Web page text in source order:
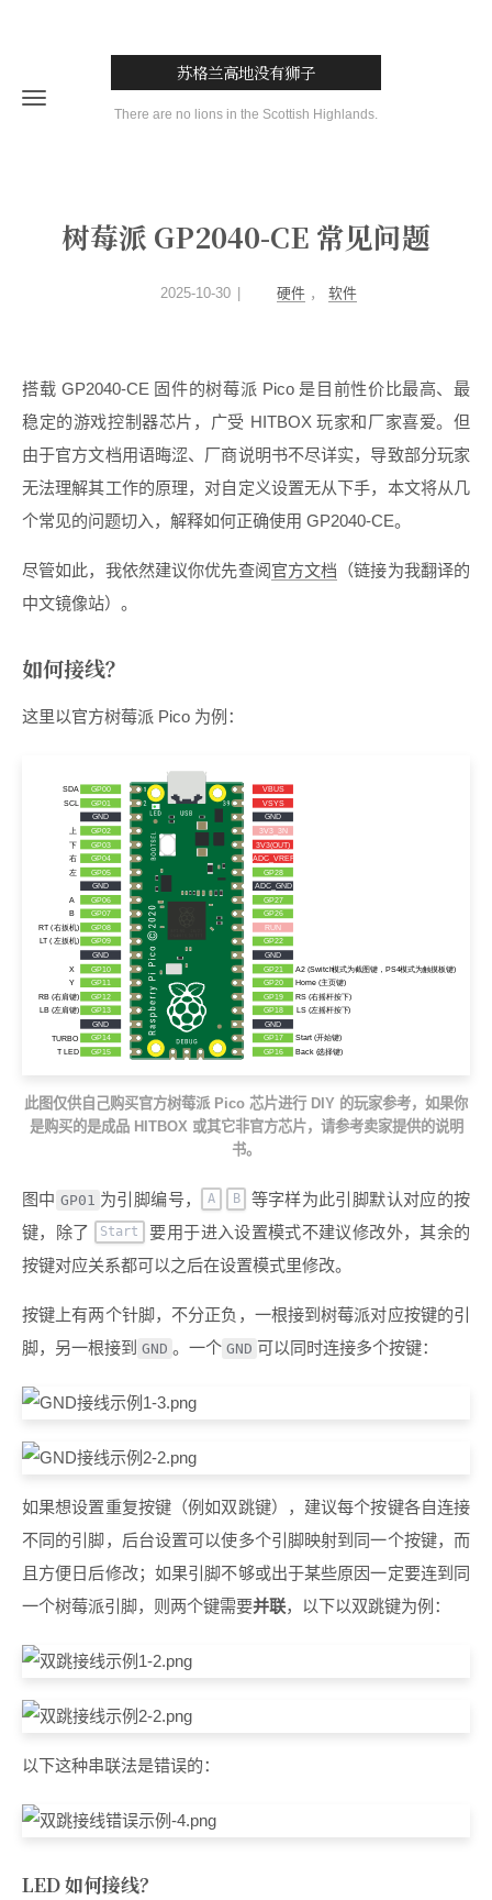
苏格兰高地没有狮子
There are no lions in the Scottish Highlands.
树莓派 GP2040-CE 常见问题
2025-10-30 硬件 ，软件
搭载 GP2040-CE 固件的树莓派 Pico 是目前性价比最高、最
稳定的游戏控制器芯片，广受 HITBOX 玩家和厂家喜爱。但
由于官方文档用语晦涩、厂商说明书不尽详实，导致部分玩家
无法理解其工作的原理，对自定义设置无从下手，本文将从几
个常见的问题切入，解释如何正确使用 GP2040-CE。
尽管如此，我依然建议你优先查阅官方文档 （链接为我翻译的
中文镜像站）。
如何接线？
这里以官方树莓派 Pico 为例：
此图仅供自己购买官方树莓派 Pico 芯片进行 DIY 的玩家参考，如果你
是购买的是成品 HITBOX 或其它非官方芯片，请参考卖家提供的说明
书。
图中 GP01 为引脚编号， A B
等字样为此引脚默认对应的按
键，除了
Start
要用于进入设置模式不建议修改外，其余的
按键对应关系都可以之后在设置模式里修改。
按键上有两个针脚，不分正负，一根接到树莓派对应按键的引
脚，另一根接到 GND 。一个 GND 可以同时连接多个按键：
如果想设置重复按键（例如双跳键），建议每个按键各自连接
不同的引脚，后台设置可以使多个引脚映射到同一个按键，而
且方便日后修改；如果引脚不够或出于某些原因一定要连到同
一个树莓派引脚，则两个键需要并联，以下以双跳键为例：
以下这种串联法是错误的：
LED 如何接线？